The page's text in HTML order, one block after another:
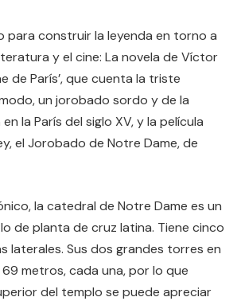
para construir la leyenda en torno a
y el cine: La novela de Víctor
de París’, que cuenta la triste
un jorobado sordo y de la
la París del siglo XV, y la película
el Jorobado de Notre Dame, de
la catedral de Notre Dame es un
de planta de cruz latina. Tiene cinco
laterales. Sus dos grandes torres en
metros, cada una, por lo que
del templo se puede apreciar